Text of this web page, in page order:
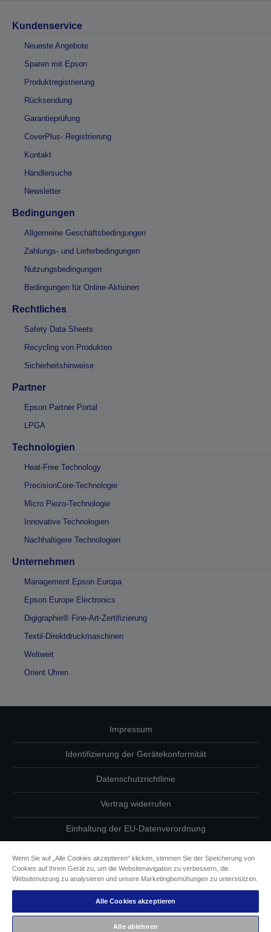
Kundenservice
Neueste Angebote
Sparen mit Epson
Produktregistrierung
Rücksendung
Garantieprüfung
CoverPlus- Registrierung
Kontakt
Händlersuche
Newsletter
Bedingungen
Allgemeine Geschäftsbedingungen
Zahlungs- und Lieferbedingungen
Nutzungsbedingungen
Bedingungen für Online-Aktionen
Rechtliches
Safety Data Sheets
Recycling von Produkten
Sicherheitshinweise
Partner
Epson Partner Portal
LPGA
Technologien
Heat-Free Technology
PrecisionCore-Technologie
Micro Piezo-Technologie
Innovative Technologien
Nachhaltigere Technologien
Unternehmen
Management Epson Europa
Epson Europe Electronics
Digigraphie® Fine-Art-Zertifizierung
Textil-Direktdruckmaschinen
Weltweit
Orient Uhren
Impressum
Identifizierung der Gerätekonformität
Datenschutzrichtlinie
Vertrag widerrufen
Einhaltung der EU-Datenverordnung
Informationen zu Cookies
Epson Engagement für Barrierefreiheit
Wenn Sie auf „Alle Cookies akzeptieren“ klicken, stimmen Sie der Speicherung von
Cookies auf Ihrem Gerät zu, um die Websitenavigation zu verbessern, die
Websitenutzung zu analysieren und unsere Marketingbemühungen zu unterstützen.
Alle Cookies akzeptieren
Alle ablehnen